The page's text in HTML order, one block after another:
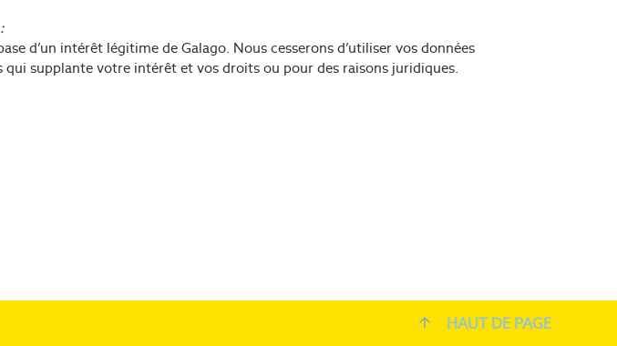
d’un intérêt légitime de Galago. Nous cesserons d’utiliser vos données
supplante votre intérêt et vos droits ou pour des raisons juridiques.
HAUT DE PAGE